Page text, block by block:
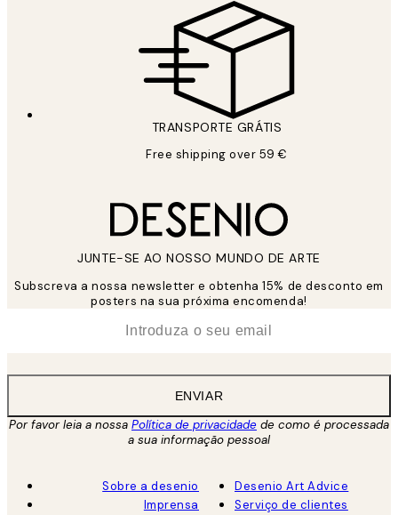
TRANSPORTE GRÁTIS
Free shipping over 59 €
JUNTE-SE AO NOSSO MUNDO DE ARTE
Subscreva a nossa newsletter e obtenha 15% de desconto em
posters na sua próxima encomenda!
ENVIAR
Por favor leia a nossa Política de privacidade de como é processada
a sua informação pessoal
Sobre a desenio
Imprensa
Desenio Art Advice
Serviço de clientes